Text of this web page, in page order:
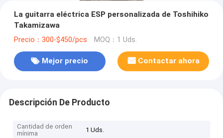
La guitarra eléctrica ESP personalizada de Toshihiko
Takamizawa
Precio：300-$450/pcs MOQ：1 Uds.
Mejor precio Contactar ahora
Descripción De Producto
Cantidad de orden
mínima
1 Uds.